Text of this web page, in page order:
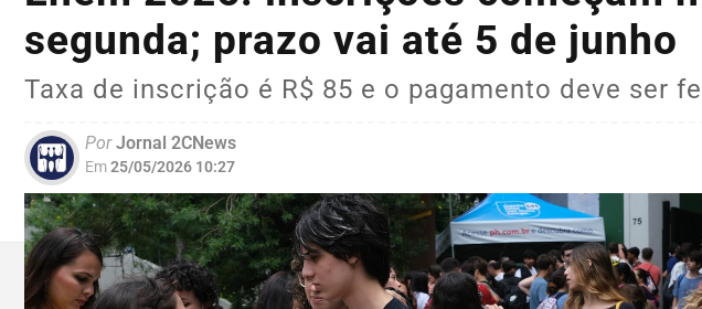
segunda; prazo vai até 5 de junho
Taxa de inscrição é R$ 85 e o pagamento deve ser
PorJornal 2CNews
Em25/05/2026 10:27